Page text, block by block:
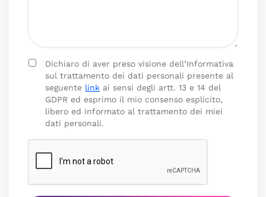
Dichiaro di aver preso visione dell’Informativa
sul trattamento dei dati personali presente al
seguente link ai sensi degli artt. 13 e 14 del
GDPR ed esprimo il mio consenso esplicito,
libero ed informato al trattamento dei miei
dati personali.